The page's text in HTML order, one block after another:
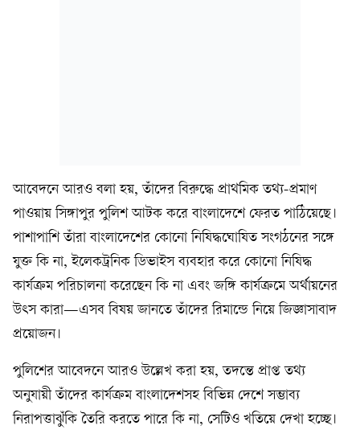
আবেদনে আরও বলা হয়, তাঁদের বিরুদ্ধে প্রাথমিক তথ্য-প্রমাণ
পাওয়ায় সিঙ্গাপুর পুলিশ আটক করে বাংলাদেশে ফেরত পাঠিয়েছে।
পাশাপাশি তাঁরা বাংলাদেশের কোনো নিষিদ্ধঘোষিত সংগঠনের সঙ্গে
যুক্ত কি না, ইলেকট্রনিক ডিভাইস ব্যবহার করে কোনো নিষিদ্ধ
কার্যক্রম পরিচালনা করেছেন কি না এবং জঙ্গি কার্যক্রমে অর্থায়নের
উৎস কারা—এসব বিষয় জানতে তাঁদের রিমান্ডে নিয়ে জিজ্ঞাসাবাদ
প্রয়োজন।
পুলিশের আবেদনে আরও উল্লেখ করা হয়, তদন্তে প্রাপ্ত তথ্য
অনুযায়ী তাঁদের কার্যক্রম বাংলাদেশসহ বিভিন্ন দেশে সম্ভাব্য
নিরাপত্তাঝুঁকি তৈরি করতে পারে কি না, সেটিও খতিয়ে দেখা হচ্ছে।